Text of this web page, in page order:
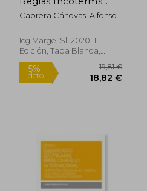
2020
Cabrera Cánovas, Alfonso
Icg Marge, Sl, 2020, 1
Edición, Tapa Blanda,
Nuevo
dcto.